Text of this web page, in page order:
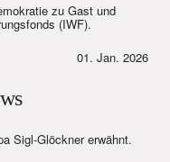
zu Gast und
(IWF).
01. Jan. 2026
Sigl-Glöckner erwähnt.